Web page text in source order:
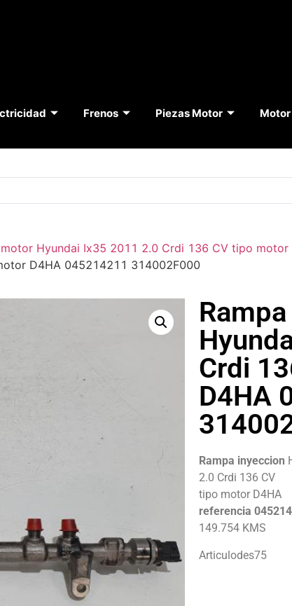
Frenos Piezas Motor
Hyundai Ix35 2011 2.0 Crdi 136 CV tipo
D4HA 045214211 314002F000
Crdi
D4HA
Rampa inyeccion
2.0 Crdi 136 CV
tipo motor D4HA
referencia
149.754 KMS
Articulodes75